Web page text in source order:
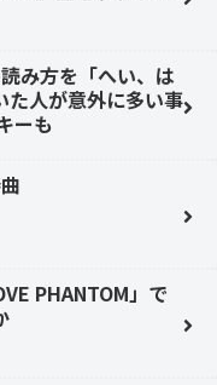
み方を「へい、は
た人が意外に多い事
ーも
PHANTOM」で